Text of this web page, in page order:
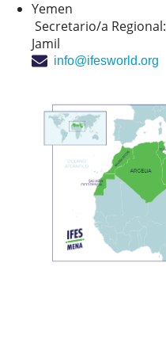
Yemen
Secretario/a Regional:
Jamil
info@ifesworld.org